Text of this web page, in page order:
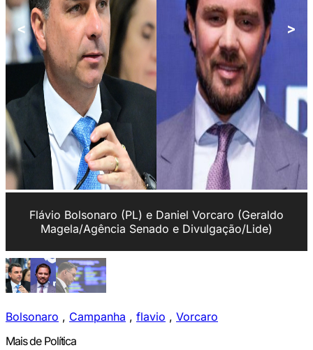
< >
Flávio Bolsonaro (PL) e Daniel Vorcaro (Geraldo
Magela/Agência Senado e Divulgação/Lide)
Bolsonaro , Campanha , flavio , Vorcaro
Mais de Política